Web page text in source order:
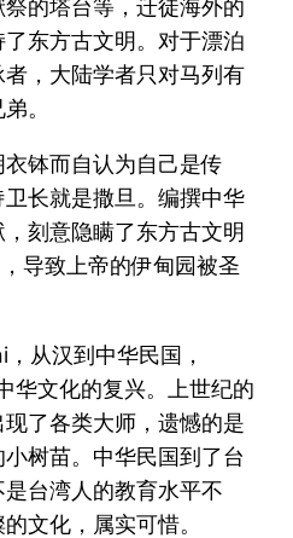
的塔台等，迁徒海外的
东方古文明。对于漂泊
，大陆学者只对马列有
。
钵而自认为自己是传
长就是撒旦。编撰中华
刻意隐瞒了东方古文明
导致上帝的伊甸园被圣
从汉到中华民国，
华文化的复兴。上世纪的
了各类大师，遗憾的是
树苗。中华民国到了台
台湾人的教育水平不
文化，属实可惜。